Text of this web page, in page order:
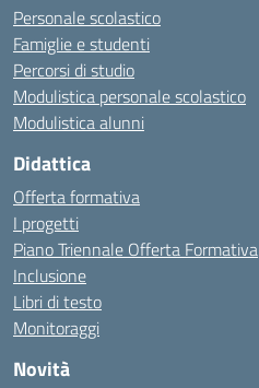
Personale scolastico
Famiglie e studenti
Percorsi di studio
Modulistica personale scolastico
Modulistica alunni
Didattica
Offerta formativa
I progetti
Piano Triennale Offerta Formativa
Inclusione
Libri di testo
Monitoraggi
Novità